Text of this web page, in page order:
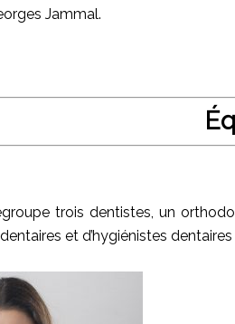
Jammal.
trois dentistes, un
et d’hygiénistes